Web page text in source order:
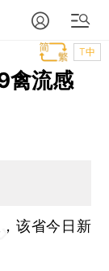
T中
禽流感
该省今日新